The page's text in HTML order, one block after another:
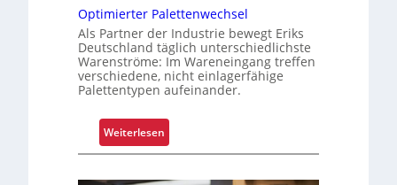
r
e
Z
e
i
e
n
“
L
a
g
e
r
k
o
s
Optimierter Palettenwechsel
Als Partner der Industrie bewegt Eriks
Deutschland täglich unterschiedlichste
Warenströme: Im Wareneingang treffen
verschiedene, nicht einlagerfähige
Palettentypen aufeinander.
Weiterlesen:
O